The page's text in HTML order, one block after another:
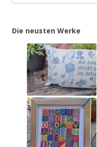
nach:
Die neusten Werke